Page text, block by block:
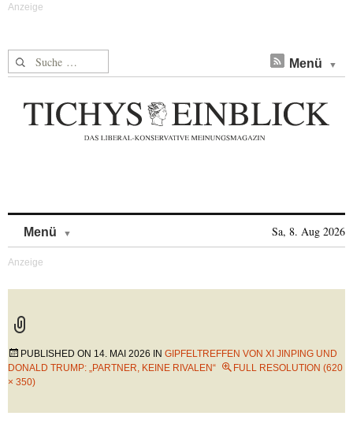
Suche nach: Menü
Menü Sa, 8. Aug 2026
PUBLISHED ON 14. MAI 2026 IN GIPFELTREFFEN VON XI JINPING UND
DONALD TRUMP: „PARTNER, KEINE RIVALEN“
FULL RESOLUTION (620
× 350)